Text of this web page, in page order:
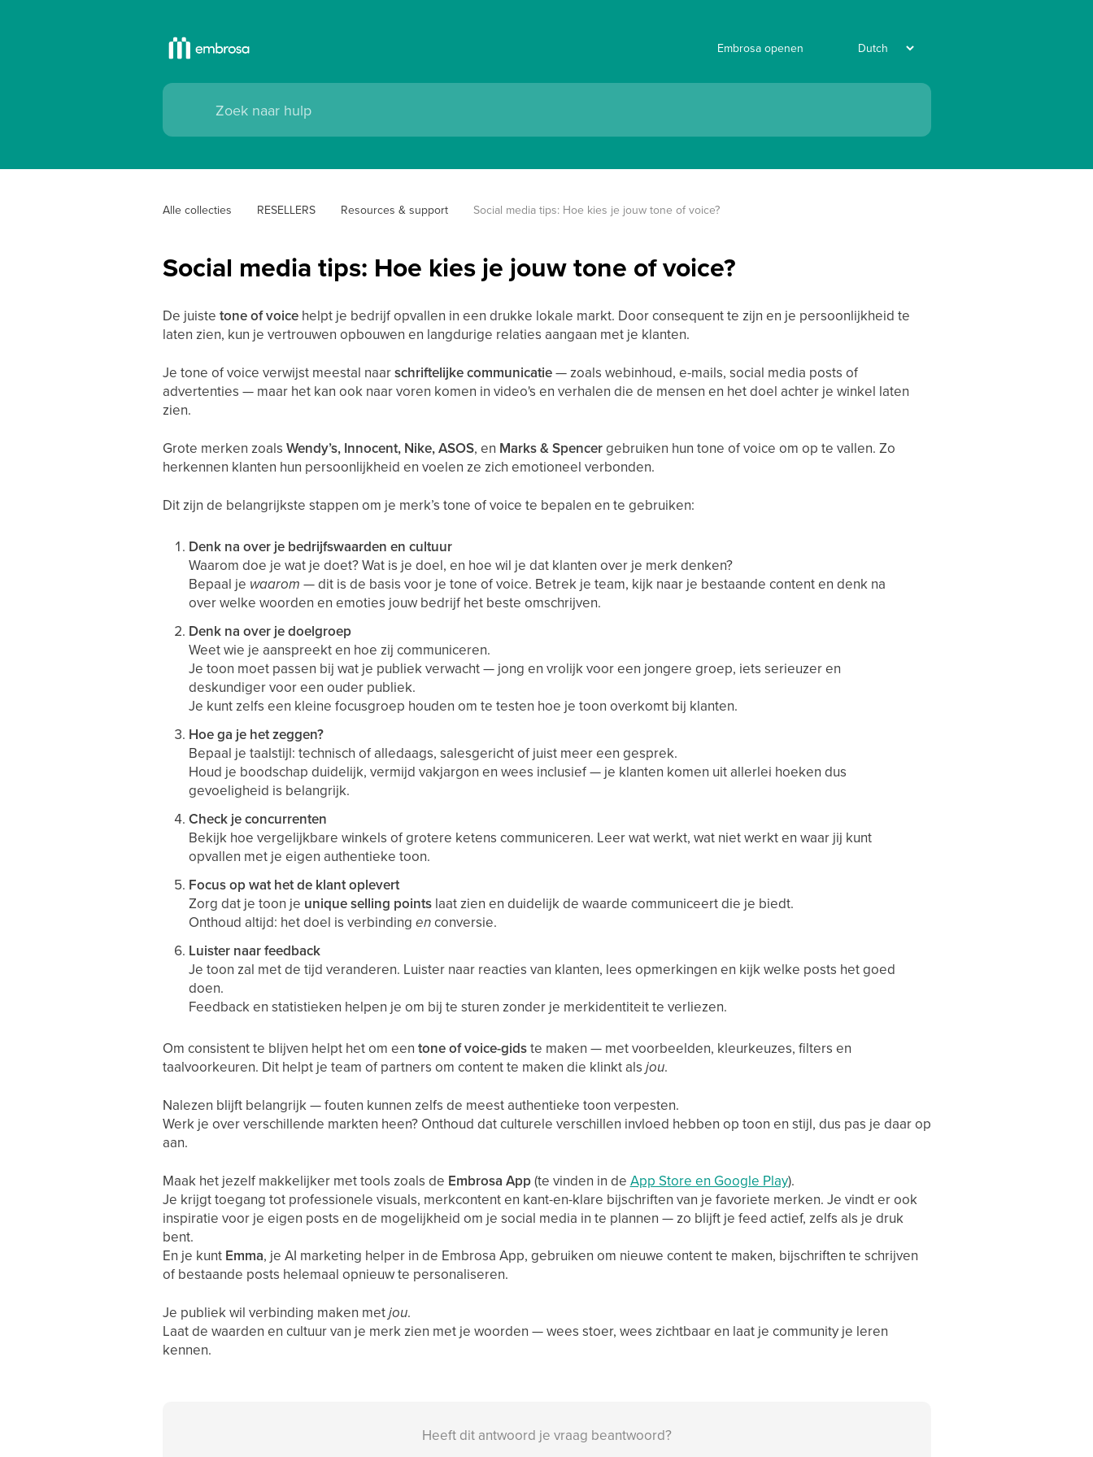
Embrosa openen
Alle collecties RESELLERS Resources & support Social media tips: Hoe kies je jouw tone of voice?
Social media tips: Hoe kies je jouw tone of voice?
De juiste tone of voicehelpt je bedrijf opvallen in een drukke lokale markt. Door consequent te zijn en je persoonlijkheid te
laten zien, kun je vertrouwen opbouwen en langdurige relaties aangaan met je klanten.
Je tone of voice verwijst meestal naarschriftelijke communicatie— zoals webinhoud, e-mails, social media posts of
advertenties — maar het kan ook naar voren komen in video's en verhalen die de mensen en het doel achter je winkel laten
zien.
Grote merken zoals Wendy’s, Innocent, Nike, ASOS, en Marks & Spencergebruiken hun tone of voice om op te vallen. Zo
herkennen klanten hun persoonlijkheid en voelen ze zich emotioneel verbonden.
Dit zijn de belangrijkste stappen om je merk’s tone of voice te bepalen en te gebruiken:
Denk na over je bedrijfswaarden en cultuur
Waarom doe je wat je doet? Wat is je doel, en hoe wil je dat klanten over je merk denken?
Bepaal je waarom — dit is de basis voor je tone of voice. Betrek je team, kijk naar je bestaande content en denk na
over welke woorden en emoties jouw bedrijf het beste omschrijven.
Denk na over je doelgroep
Weet wie je aanspreekt en hoe zij communiceren.
Je toon moet passen bij wat je publiek verwacht — jong en vrolijk voor een jongere groep, iets serieuzer en
deskundiger voor een ouder publiek.
Je kunt zelfs een kleine focusgroep houden om te testen hoe je toon overkomt bij klanten.
Hoe ga je het zeggen?
Bepaal je taalstijl: technisch of alledaags, salesgericht of juist meer een gesprek.
Houd je boodschap duidelijk, vermijd vakjargon en wees inclusief — je klanten komen uit allerlei hoeken dus
gevoeligheid is belangrijk.
Check je concurrenten
Bekijk hoe vergelijkbare winkels of grotere ketens communiceren. Leer wat werkt, wat niet werkt en waar jij kunt
opvallen met je eigen authentieke toon.
Focus op wat het de klant oplevert
Zorg dat je toon je unique selling pointslaat zien en duidelijk de waarde communiceert die je biedt.
Onthoud altijd: het doel is verbinding enconversie.
Luister naar feedback
Je toon zal met de tijd veranderen. Luister naar reacties van klanten, lees opmerkingen en kijk welke posts het goed
doen.
Feedback en statistieken helpen je om bij te sturen zonder je merkidentiteit te verliezen.
Om consistent te blijven helpt het om een tone of voice-gidste maken — met voorbeelden, kleurkeuzes, filters en
taalvoorkeuren. Dit helpt je team of partners om content te maken die klinkt alsjou.
Nalezen blijft belangrijk — fouten kunnen zelfs de meest authentieke toon verpesten.
Werk je over verschillende markten heen? Onthoud dat culturele verschillen invloed hebben op toon en stijl, dus pas je daar op
aan.
Maak het jezelf makkelijker met tools zoals de Embrosa App(te vinden in de App Store en Google Play).
Je krijgt toegang tot professionele visuals, merkcontent en kant-en-klare bijschriften van je favoriete merken. Je vindt er ook
inspiratie voor je eigen posts en de mogelijkheid om je social media in te plannen — zo blijft je feed actief, zelfs als je druk
bent.
En je kunt Emma, je AI marketing helper in de Embrosa App, gebruiken om nieuwe content te maken, bijschriften te schrijven
of bestaande posts helemaal opnieuw te personaliseren.
Je publiek wil verbinding maken metjou.
Laat de waarden en cultuur van je merk zien met je woorden — wees stoer, wees zichtbaar en laat je community je leren
kennen.
Heeft dit antwoord je vraag beantwoord?